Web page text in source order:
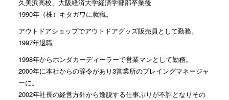
久美浜高校、大阪経済大学経済学部部卒業後
1990年（株）キタガワに就職。
アウトドアショップでアウトドアグッズ販売員として勤務。
1997年退職
1998年からホンダカーディーラーで営業マンとして勤務。
2000年に本社からの辞令があり3営業所のプレイングマネージャ
ーに。
2002年社長の経営方針から逸脱する仕事ぶりが不評となりその